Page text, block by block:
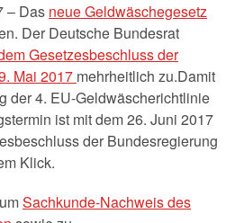
– Das neue Geldwäschegesetz
Der Deutsche Bundesrat
Gesetzesbeschluss der
Mai 2017 mehrheitlich zu.Damit
der 4. EU-Geldwäscherichtlinie
ist mit dem 26. Juni 2017
der Bundesregierung
Klick.
Sachkunde-Nachweis des